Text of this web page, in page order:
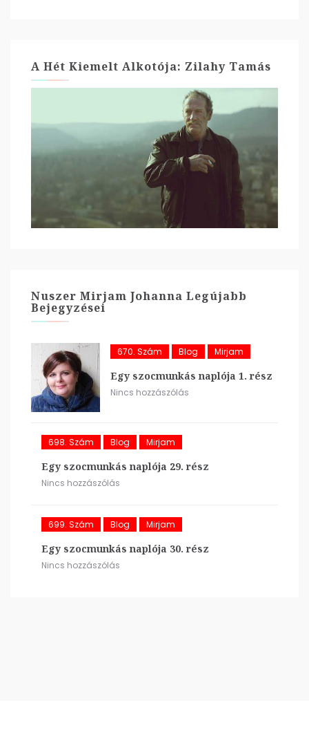
A Hét Kiemelt Alkotója: Zilahy Tamás
Nuszer Mirjam Johanna Legújabb
Bejegyzései
670. Szám Blog Mirjam
Egy szocmunkás naplója 1. rész
Nincs hozzászólás
698. Szám Blog Mirjam
Egy szocmunkás naplója 29. rész
Nincs hozzászólás
699. Szám Blog Mirjam
Egy szocmunkás naplója 30. rész
Nincs hozzászólás